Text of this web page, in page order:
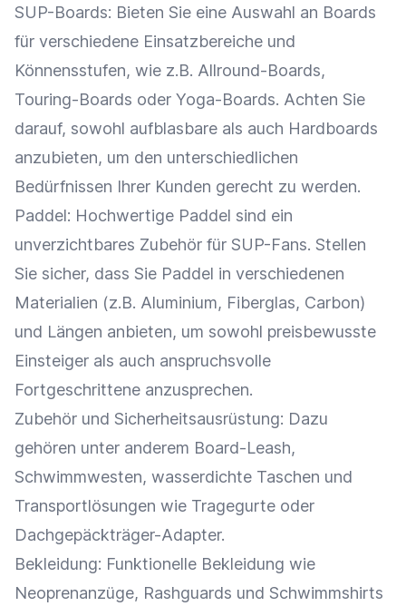
SUP-Boards: Bieten Sie eine Auswahl an Boards
für verschiedene Einsatzbereiche und
Könnensstufen, wie z.B. Allround-Boards,
Touring-Boards oder Yoga-Boards. Achten Sie
darauf, sowohl aufblasbare als auch Hardboards
anzubieten, um den unterschiedlichen
Bedürfnissen Ihrer Kunden gerecht zu werden.
Paddel: Hochwertige Paddel sind ein
unverzichtbares Zubehör für SUP-Fans. Stellen
Sie sicher, dass Sie Paddel in verschiedenen
Materialien (z.B. Aluminium, Fiberglas, Carbon)
und Längen anbieten, um sowohl preisbewusste
Einsteiger als auch anspruchsvolle
Fortgeschrittene anzusprechen.
Zubehör und Sicherheitsausrüstung: Dazu
gehören unter anderem Board-Leash,
Schwimmwesten, wasserdichte Taschen und
Transportlösungen wie Tragegurte oder
Dachgepäckträger-Adapter.
Bekleidung: Funktionelle Bekleidung wie
Neoprenanzüge, Rashguards und Schwimmshirts